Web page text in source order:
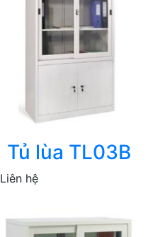
Tủ lùa TL03B
Liên hệ